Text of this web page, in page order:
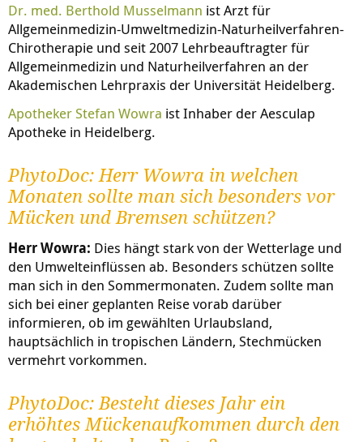
Dr. med. Berthold Musselmann ist Arzt für
Allgemeinmedizin-Umweltmedizin-Naturheilverfahren-
Chirotherapie und seit 2007 Lehrbeauftragter für
Allgemeinmedizin und Naturheilverfahren an der
Akademischen Lehrpraxis der Universität Heidelberg.
Apotheker Stefan Wowra ist Inhaber der Aesculap
Apotheke in Heidelberg.
PhytoDoc: Herr Wowra in welchen
Monaten sollte man sich besonders vor
Mücken und Bremsen schützen?
Herr Wowra: Dies hängt stark von der Wetterlage und
den Umwelteinflüssen ab. Besonders schützen sollte
man sich in den Sommermonaten. Zudem sollte man
sich bei einer geplanten Reise vorab darüber
informieren, ob im gewählten Urlaubsland,
hauptsächlich in tropischen Ländern, Stechmücken
vermehrt vorkommen.
PhytoDoc: Besteht dieses Jahr ein
erhöhtes Mückenaufkommen durch den